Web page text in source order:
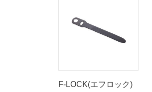
F-LOCK(エフロック)